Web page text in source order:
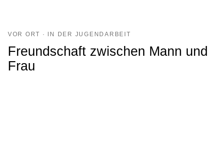
VOR ORT · IN DER JUGENDARBEIT
Freundschaft zwischen Mann und
Frau